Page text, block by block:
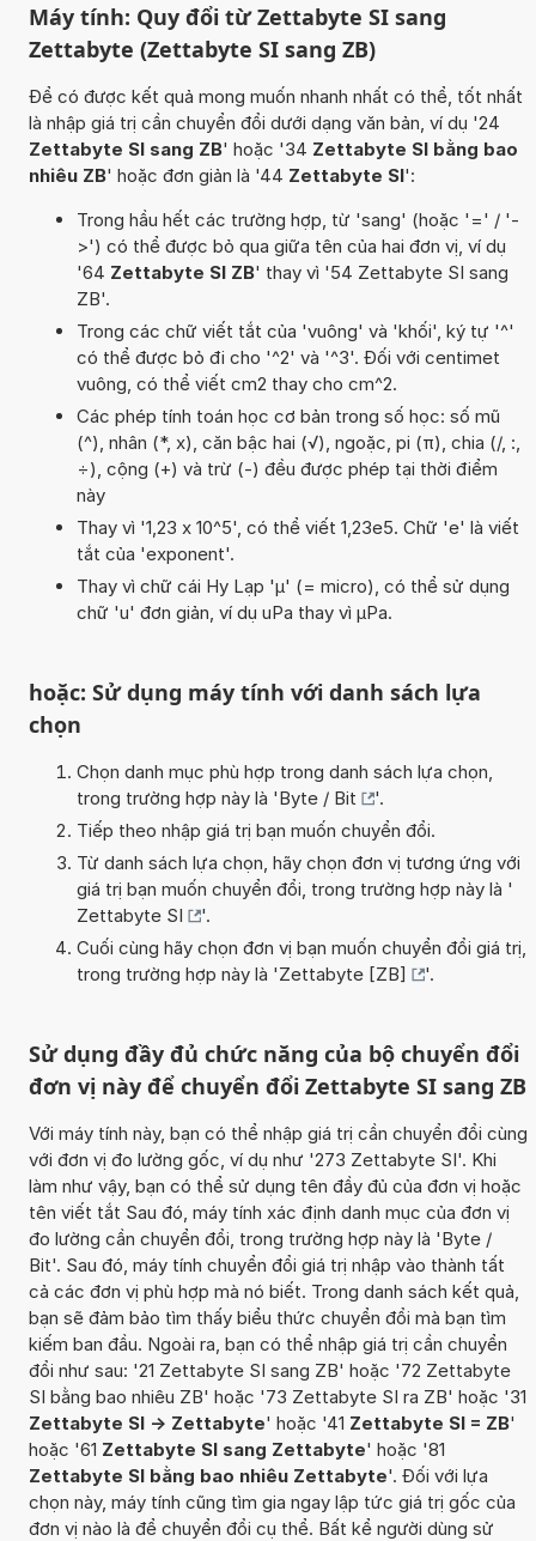
Máy tính: Quy đổi từ Zettabyte SI sang
Zettabyte (Zettabyte SI sang ZB)
Để có được kết quả mong muốn nhanh nhất có thể, tốt nhất
là nhập giá trị cần chuyển đổi dưới dạng văn bản, ví dụ '24
Zettabyte SI sang ZB' hoặc '34 Zettabyte SI bằng bao
nhiêu ZB' hoặc đơn giản là '44 Zettabyte SI':
Trong hầu hết các trường hợp, từ 'sang' (hoặc '=' / '-
>') có thể được bỏ qua giữa tên của hai đơn vị, ví dụ
'64 Zettabyte SI ZB' thay vì '54 Zettabyte SI sang
ZB'.
Trong các chữ viết tắt của 'vuông' và 'khối', ký tự '^'
có thể được bỏ đi cho '^2' và '^3'. Đối với centimet
vuông, có thể viết cm2 thay cho cm^2.
Các phép tính toán học cơ bản trong số học: số mũ
(^), nhân (*, x), căn bậc hai (√), ngoặc, pi (π), chia (/, :,
÷), cộng (+) và trừ (-) đều được phép tại thời điểm
này
Thay vì '1,23 x 10^5', có thể viết 1,23e5. Chữ 'e' là viết
tắt của 'exponent'.
Thay vì chữ cái Hy Lạp 'µ' (= micro), có thể sử dụng
chữ 'u' đơn giản, ví dụ uPa thay vì µPa.
hoặc: Sử dụng máy tính với danh sách lựa
chọn
Chọn danh mục phù hợp trong danh sách lựa chọn,
trong trường hợp này là 'Byte / Bit
'.
Tiếp theo nhập giá trị bạn muốn chuyển đổi.
Từ danh sách lựa chọn, hãy chọn đơn vị tương ứng với
giá trị bạn muốn chuyển đổi, trong trường hợp này là '
Zettabyte SI
'.
Cuối cùng hãy chọn đơn vị bạn muốn chuyển đổi giá trị,
trong trường hợp này là 'Zettabyte [ZB] '.
Sử dụng đầy đủ chức năng của bộ chuyển đổi
đơn vị này để chuyển đổi Zettabyte SI sang ZB
Với máy tính này, bạn có thể nhập giá trị cần chuyển đổi cùng
với đơn vị đo lường gốc, ví dụ như '273 Zettabyte SI'. Khi
làm như vậy, bạn có thể sử dụng tên đầy đủ của đơn vị hoặc
tên viết tắt Sau đó, máy tính xác định danh mục của đơn vị
đo lường cần chuyển đổi, trong trường hợp này là 'Byte /
Bit'. Sau đó, máy tính chuyển đổi giá trị nhập vào thành tất
cả các đơn vị phù hợp mà nó biết. Trong danh sách kết quả,
bạn sẽ đảm bảo tìm thấy biểu thức chuyển đổi mà bạn tìm
kiếm ban đầu. Ngoài ra, bạn có thể nhập giá trị cần chuyển
đổi như sau: '21 Zettabyte SI sang ZB' hoặc '72 Zettabyte
SI bằng bao nhiêu ZB' hoặc '73 Zettabyte SI ra ZB' hoặc '31
Zettabyte SI -> Zettabyte' hoặc '41 Zettabyte SI = ZB'
hoặc '61 Zettabyte SI sang Zettabyte' hoặc '81
Zettabyte SI bằng bao nhiêu Zettabyte'. Đối với lựa
chọn này, máy tính cũng tìm gia ngay lập tức giá trị gốc của
đơn vị nào là để chuyển đổi cụ thể. Bất kể người dùng sử